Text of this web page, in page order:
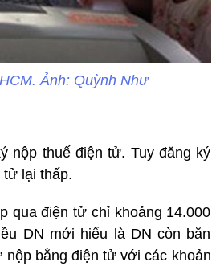
Ảnh: Quỳnh Như
nộp thuế điện tử. Tuy đăng ký
lại thấp.
qua điện tử chỉ khoảng 14.000
DN mới hiểu là DN còn băn
nộp bằng điện tử với các khoản